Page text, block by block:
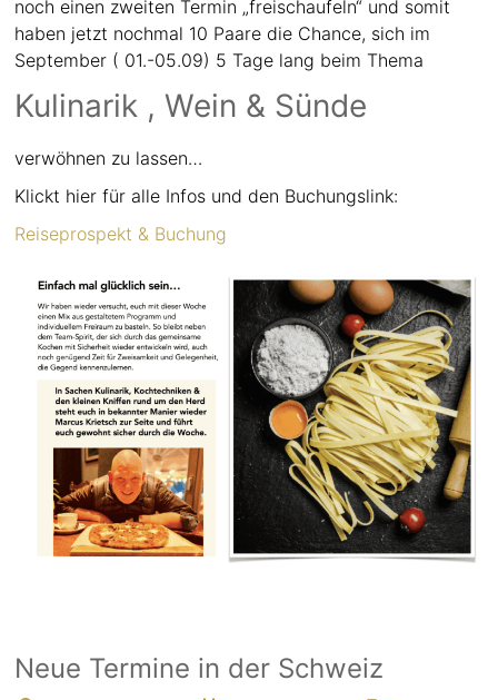
noch einen zweiten Termin „freischaufeln“ und somit
haben jetzt nochmal 10 Paare die Chance, sich im
September ( 01.-05.09) 5 Tage lang beim Thema
Kulinarik , Wein & Sünde
verwöhnen zu lassen…
Klickt hier für alle Infos und den Buchungslink:
Reiseprospekt & Buchung
Neue Termine in der Schweiz